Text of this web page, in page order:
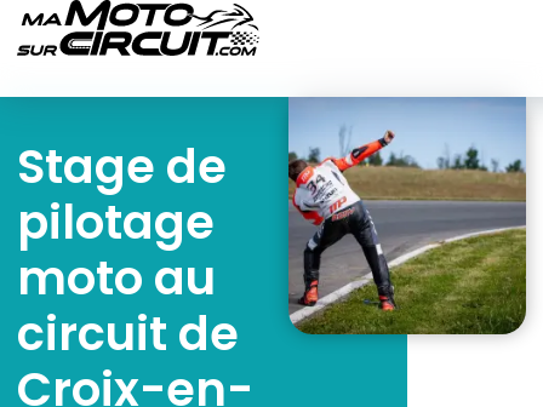
Stage de
pilotage
moto au
circuit de
Croix-en-